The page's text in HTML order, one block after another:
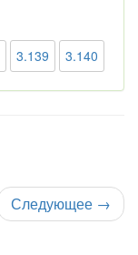
3.139 3.140
Следующее →